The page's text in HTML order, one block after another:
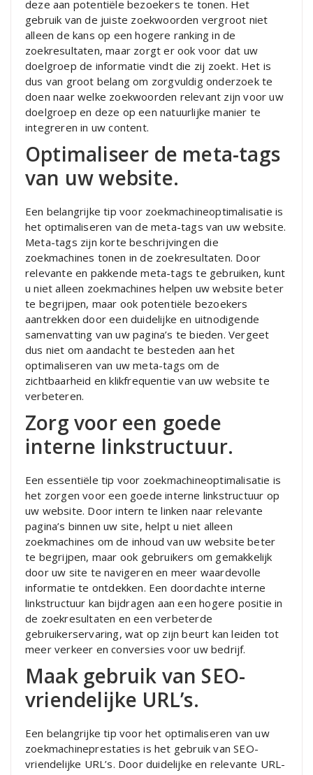
deze aan potentiële bezoekers te tonen. Het
gebruik van de juiste zoekwoorden vergroot niet
alleen de kans op een hogere ranking in de
zoekresultaten, maar zorgt er ook voor dat uw
doelgroep de informatie vindt die zij zoekt. Het is
dus van groot belang om zorgvuldig onderzoek te
doen naar welke zoekwoorden relevant zijn voor uw
doelgroep en deze op een natuurlijke manier te
integreren in uw content.
Optimaliseer de meta-tags
van uw website.
Een belangrijke tip voor zoekmachineoptimalisatie is
het optimaliseren van de meta-tags van uw website.
Meta-tags zijn korte beschrijvingen die
zoekmachines tonen in de zoekresultaten. Door
relevante en pakkende meta-tags te gebruiken, kunt
u niet alleen zoekmachines helpen uw website beter
te begrijpen, maar ook potentiële bezoekers
aantrekken door een duidelijke en uitnodigende
samenvatting van uw pagina’s te bieden. Vergeet
dus niet om aandacht te besteden aan het
optimaliseren van uw meta-tags om de
zichtbaarheid en klikfrequentie van uw website te
verbeteren.
Zorg voor een goede
interne linkstructuur.
Een essentiële tip voor zoekmachineoptimalisatie is
het zorgen voor een goede interne linkstructuur op
uw website. Door intern te linken naar relevante
pagina’s binnen uw site, helpt u niet alleen
zoekmachines om de inhoud van uw website beter
te begrijpen, maar ook gebruikers om gemakkelijk
door uw site te navigeren en meer waardevolle
informatie te ontdekken. Een doordachte interne
linkstructuur kan bijdragen aan een hogere positie in
de zoekresultaten en een verbeterde
gebruikerservaring, wat op zijn beurt kan leiden tot
meer verkeer en conversies voor uw bedrijf.
Maak gebruik van SEO-
vriendelijke URL’s.
Een belangrijke tip voor het optimaliseren van uw
zoekmachineprestaties is het gebruik van SEO-
vriendelijke URL’s. Door duidelijke en relevante URL-